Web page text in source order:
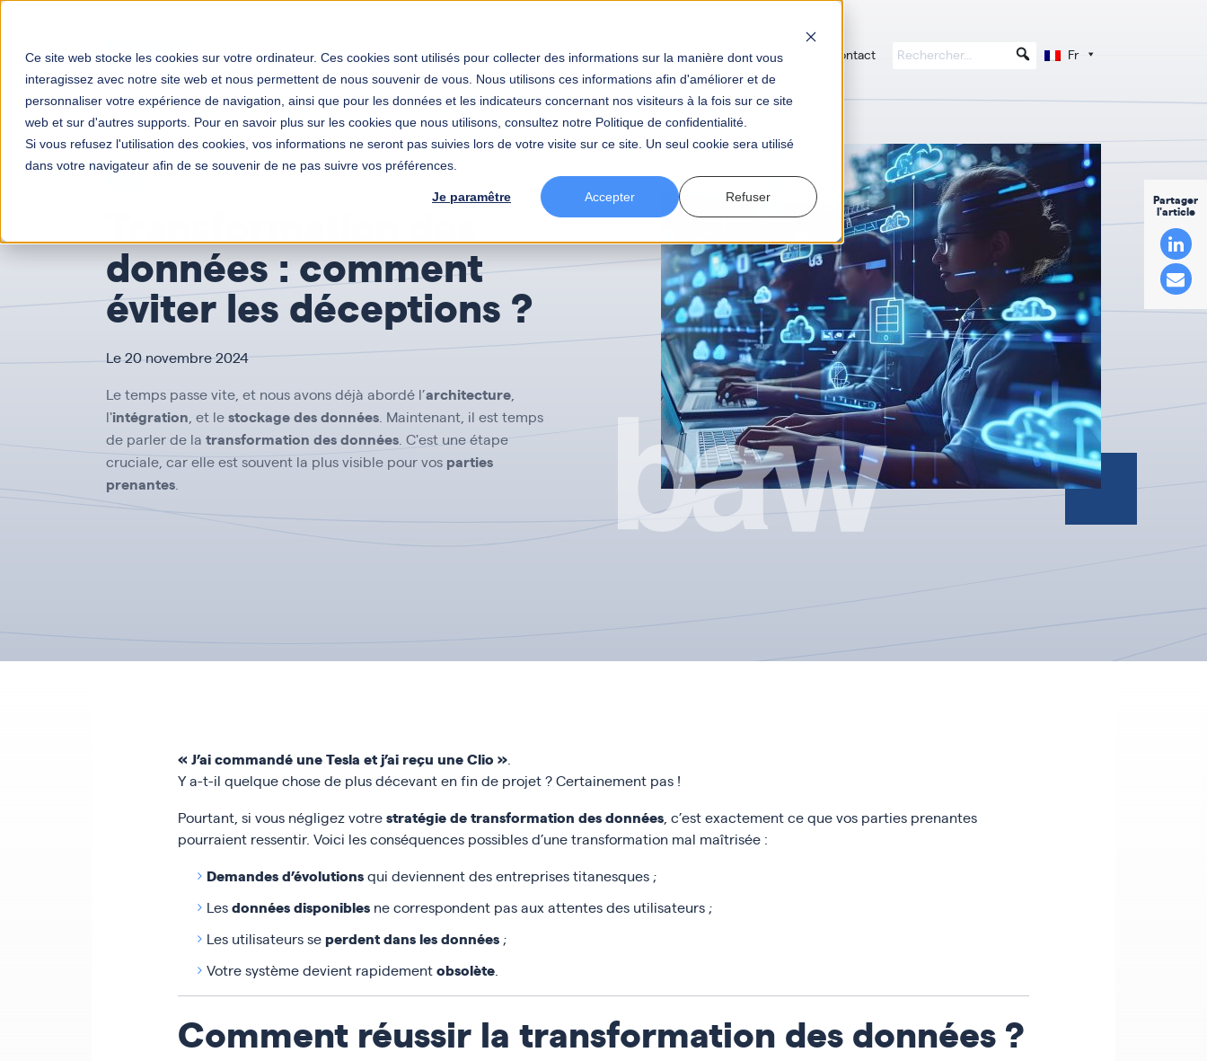
Ce site web stocke les cookies sur votre ordinateur. Ces cookies sont utilisés pour collecter des informations sur la manière dont vous
interagissez avec notre site web et nous permettent de nous souvenir de vous. Nous utilisons ces informations afin d'améliorer et de
personnaliser votre expérience de navigation, ainsi que pour les données et les indicateurs concernant nos visiteurs à la fois sur ce site
web et sur d'autres supports. Pour en savoir plus sur les cookies que nous utilisons, consultez notre Politique de confidentialité.
Si vous refusez l'utilisation des cookies, vos informations ne seront pas suivies lors de votre visite sur ce site. Un seul cookie sera utilisé
dans votre navigateur afin de se souvenir de ne pas suivre vos préférences.
Je paramêtre Accepter Refuser
Solutions Votre métier Votre secteur BAW Votre carrière Actualités Contact Fr
Transformation digitale entreprises Actualités Transformation des données : comment éviter les déceptions ?
Data 4 mn
données : comment
éviter les déceptions ?
Le 20 novembre 2024
Le temps passe vite, et nous avons déjà abordé l’architecture
l'intégration , et lestockage des données . Maintenant, il est temps
de parler de la transformation des données . C'est une étape
cruciale, car elle est souvent la plus visible pour vos parties
prenantes
« J’ai commandé une Tesla et j’ai reçu une Clio »
Y a-t-il quelque chose de plus décevant en fin de projet ? Certainement pas !
Pourtant, si vous négligez votrestratégie de transformation des données , c’est exactement ce que vos parties prenantes
pourraient ressentir. Voici les conséquences possibles d’une transformation mal maîtrisée :
Demandes d’évolutionsqui deviennent des entreprises titanesques ;
Lesdonnées disponibles ne correspondent pas aux attentes des utilisateurs ;
Les utilisateurs seperdent dans les données ;
Votre système devient rapidementobsolète
Comment réussir la transformation des données ?
Partager
l'article